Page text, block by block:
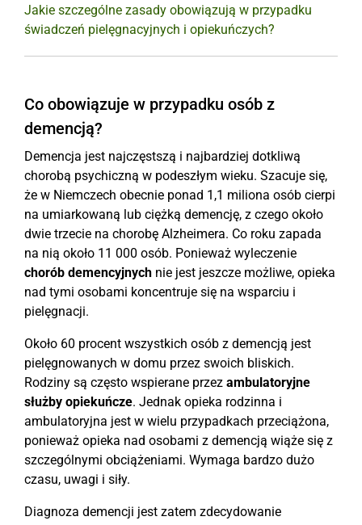
Jakie szczególne zasady obowiązują w przypadku
świadczeń pielęgnacyjnych i opiekuńczych?
Co obowiązuje w przypadku osób z
demencją?
Demencja jest najczęstszą i najbardziej dotkliwą
chorobą psychiczną w podeszłym wieku. Szacuje się,
że w Niemczech obecnie ponad 1,1 miliona osób cierpi
na umiarkowaną lub ciężką demencję, z czego około
dwie trzecie na chorobę Alzheimera. Co roku zapada
na nią około 11 000 osób. Ponieważ wyleczenie
chorób demencyjnych nie jest jeszcze możliwe, opieka
nad tymi osobami koncentruje się na wsparciu i
pielęgnacji.
Około 60 procent wszystkich osób z demencją jest
pielęgnowanych w domu przez swoich bliskich.
Rodziny są często wspierane przez ambulatoryjne
służby opiekuńcze. Jednak opieka rodzinna i
ambulatoryjna jest w wielu przypadkach przeciążona,
ponieważ opieka nad osobami z demencją wiąże się z
szczególnymi obciążeniami. Wymaga bardzo dużo
czasu, uwagi i siły.
Diagnoza demencji jest zatem zdecydowanie